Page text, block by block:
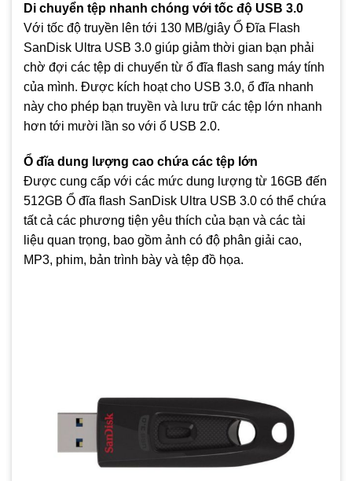
Di chuyển tệp nhanh chóng với tốc độ USB 3.0
Với tốc độ truyền lên tới 130 MB/giây Ổ Đĩa Flash
SanDisk Ultra USB 3.0 giúp giảm thời gian bạn phải
chờ đợi các tệp di chuyển từ ổ đĩa flash sang máy tính
của mình. Được kích hoạt cho USB 3.0, ổ đĩa nhanh
này cho phép bạn truyền và lưu trữ các tệp lớn nhanh
hơn tới mười lần so với ổ USB 2.0.
Ổ đĩa dung lượng cao chứa các tệp lớn
Được cung cấp với các mức dung lượng từ 16GB đến
512GB Ổ đĩa flash SanDisk Ultra USB 3.0 có thể chứa
tất cả các phương tiện yêu thích của bạn và các tài
liệu quan trọng, bao gồm ảnh có độ phân giải cao,
MP3, phim, bản trình bày và tệp đồ họa.